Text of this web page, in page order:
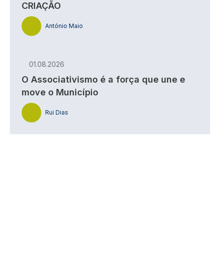
CRIAÇÃO
António Maio
01.08.2026
O Associativismo é a força que une e
move o Município
Rui Dias